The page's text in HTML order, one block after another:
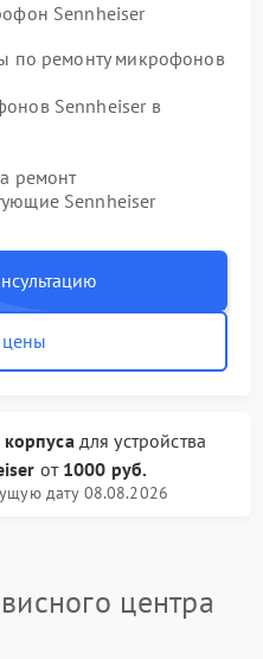
Sennheiser
по ремонту микрофонов
Sennheiser в
ремонт
Sennheiser
для устройства
от 1000 руб.
дату 08.08.2026
центра